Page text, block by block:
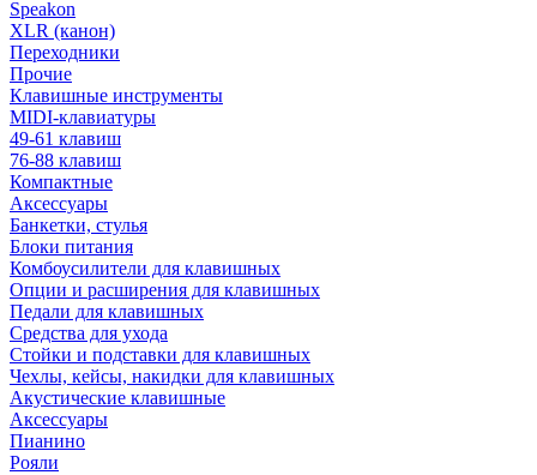
Speakon
XLR (канон)
Переходники
Прочие
Клавишные инструменты
MIDI-клавиатуры
49-61 клавиш
76-88 клавиш
Компактные
Аксессуары
Банкетки, стулья
Блоки питания
Комбоусилители для клавишных
Опции и расширения для клавишных
Педали для клавишных
Средства для ухода
Стойки и подставки для клавишных
Чехлы, кейсы, накидки для клавишных
Акустические клавишные
Аксессуары
Пианино
Рояли